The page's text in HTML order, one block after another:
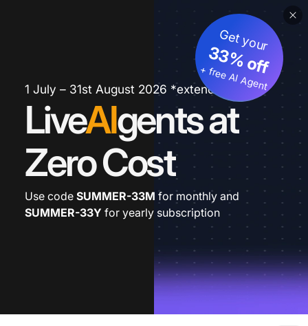
1 July – 31st August 2026 *extended
LiveAIgents at
Zero Cost
Get your
33% off
+ free AI Agent
Use code SUMMER-33M for monthly and
SUMMER-33Y for yearly subscription